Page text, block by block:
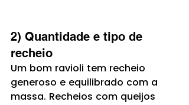
2) Quantidade e tipo de
recheio
Um bom ravioli tem recheio
generoso e equilibrado com a
massa. Recheios com queijos